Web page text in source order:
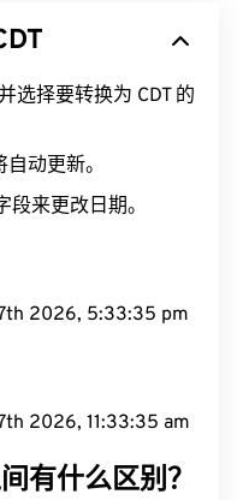
选择要转换为 CDT 的
动更新。
来更改日期。
2026, 5:33:36 pm
2026, 11:33:36 am
有什么区别？